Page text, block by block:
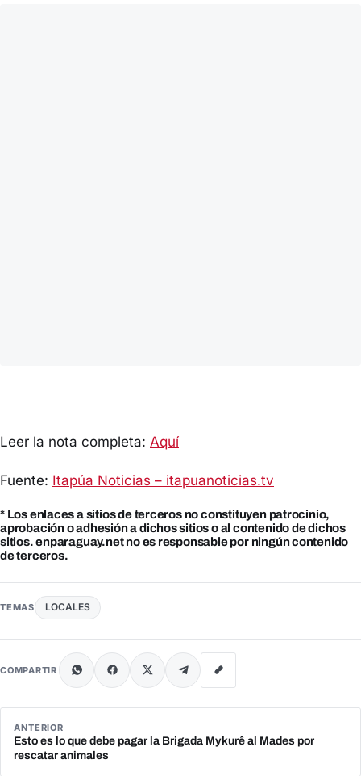
Leer la nota completa: Aquí
Fuente: Itapúa Noticias – itapuanoticias.tv
* Los enlaces a sitios de terceros no constituyen patrocinio,
aprobación o adhesión a dichos sitios o al contenido de dichos
sitios. enparaguay.net no es responsable por ningún contenido
de terceros.
TEMAS LOCALES
COMPARTIR
ANTERIOR
Esto es lo que debe pagar la Brigada Mykurê al Mades por
rescatar animales